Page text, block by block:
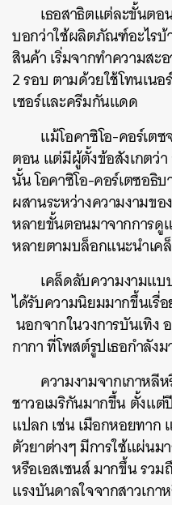
เธอสาธิตแต่ละขั้นตอ
บอกว่าใช้ผลิตภัณฑ์อะไรบ้
สินค้า เริ่มจากทำความสะ
2 รอบ ตามด้วยใช้โทนเน
เซอร์และครีมกันแดด
แม้โอคาซิโอ-คอร์เต
ตอน แต่มีผู้ตั้งข้อสังเกตว่า
นั้น โอคาซิโอ-คอร์เตซอธิ
ผสานระหว่างความงามข
หลายขั้นตอนมาจากการดู
หลายตามบล็อกแนะนำเค
เคล็ดลับความงามแบ
ได้รับความนิยมมากขึ้นเรื่
นอกจากในวงการบันเทิง
กากา ที่โพสต์รูปเธอกำลัง
ความงามจากเกาหลี
ชาวอเมริกันมากขึ้น ตั้งแ
แปลก เช่น เมือกหอยทาก
ตัวยาต่างๆ มีการใช้แผ่นม
หรือเอสเซนส์ มากขึ้น รว
แรงบันดาลใจจากสาวเกา